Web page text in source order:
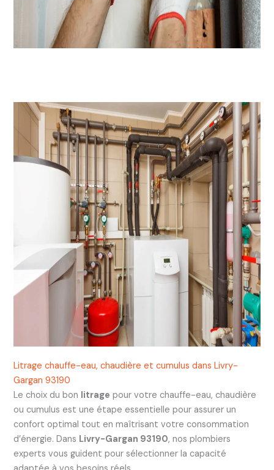
Litrage chauffe-eau, chaudière et cumulus dans Livry-
Gargan 93190
Le choix du bon litrage pour votre chauffe-eau, chaudière
ou cumulus est une étape essentielle pour assurer un
confort optimal tout en maîtrisant votre consommation
d’énergie. Dans Livry-Gargan 93190, nos plombiers
experts vous guident pour sélectionner la capacité